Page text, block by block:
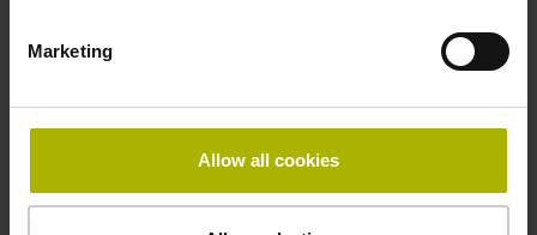
Marketing
Allow all cookies
+81 3 3234 7781
ソリューションエンジニアリング部